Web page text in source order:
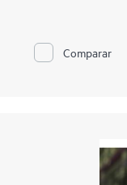
Comparar